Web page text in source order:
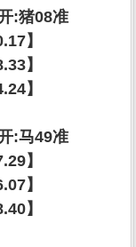
:猪08准
】
】
】
:马49准
】
】
】